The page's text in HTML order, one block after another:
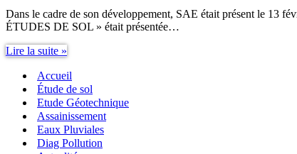
Dans le cadre de son développement, SAE était présent le 13
ÉTUDES DE SOL » était présentée…
Lire la suite »
de
Sol,
CAPEB
66
SAE
Accueil
Étude de sol
Etude Géotechnique
Assainissement
Eaux Pluviales
Diag Pollution